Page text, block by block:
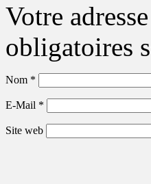
Votre
obligatoires
Nom *
E-Mail *
Site web